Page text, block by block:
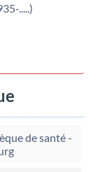
.....)
de santé -